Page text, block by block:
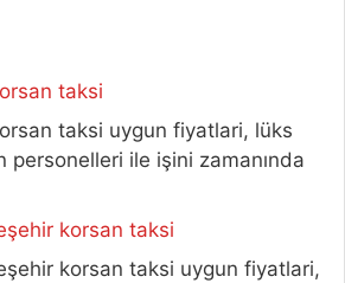
taksi
taksi uygun fiyatlari, lüks
personelleri ile işini zamanında
korsan taksi
korsan taksi uygun fiyatlari,